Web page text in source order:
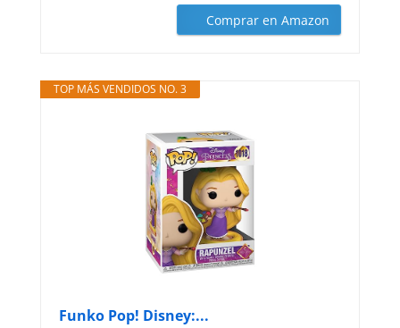
Comprar en Amazon
TOP MÁS VENDIDOS NO. 3
Funko Pop! Disney:...